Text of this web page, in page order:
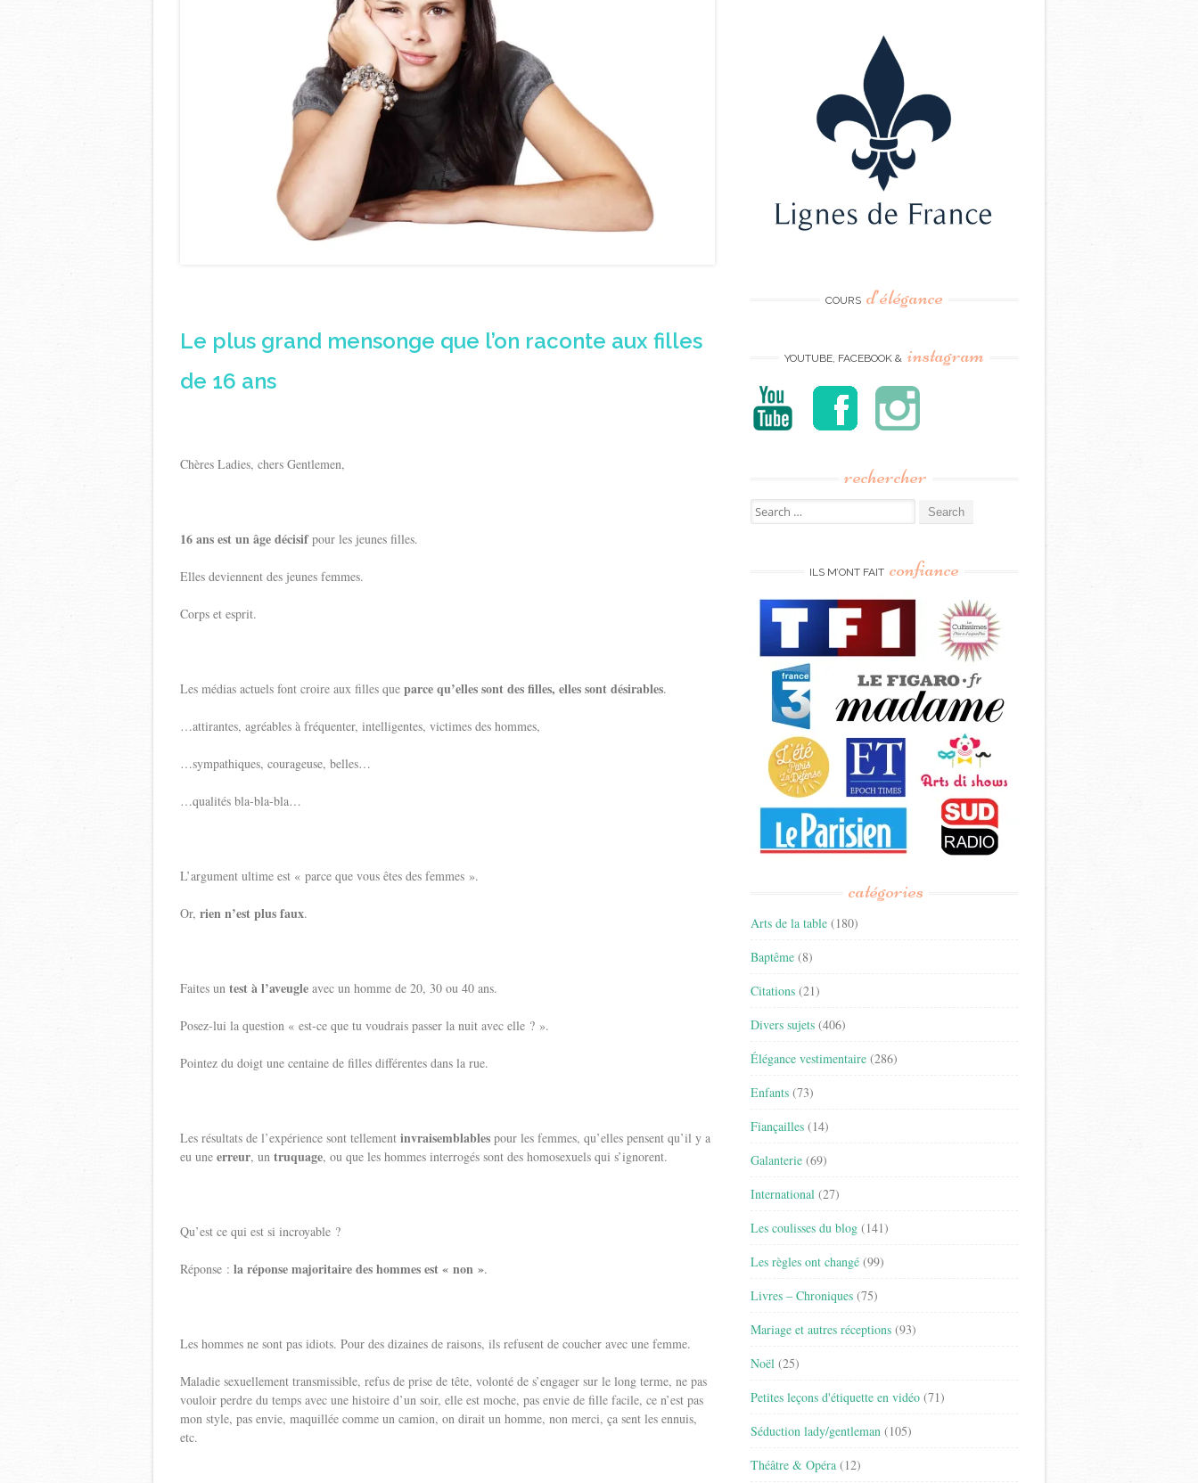
Le plus grand mensonge que l’on raconte aux filles
de 16 ans
Chères Ladies, chers Gentlemen,
16 ans est un âge décisifpour les jeunes filles.
Elles deviennent des jeunes femmes.
Corps et esprit.
Les médias actuels font croire aux filles que parce qu’elles sont des filles, elles sont désirables.
…attirantes, agréables à fréquenter, intelligentes, victimes des hommes,
…sympathiques, courageuse, belles…
…qualités bla-bla-bla…
L’argument ultime est « parce que vous êtes des femmes ».
Or, rien n’est plus faux.
Faites un test à l’aveugle avec un homme de 20, 30 ou 40 ans.
Posez-lui la question « est-ce que tu voudrais passer la nuit avec elle ? ».
Pointez du doigt une centaine de filles différentes dans la rue.
Les résultats de l’expérience sont tellement invraisemblables pour les femmes, qu’elles pensent qu’il y a
eu une erreur, un truquage, ou que les hommes interrogés sont des homosexuels qui s’ignorent.
Qu’est ce qui est si incroyable ?
Réponse : la réponse majoritaire des hommes est « non ».
Les hommes ne sont pas idiots. Pour des dizaines de raisons, ils refusent de coucher avec une femme.
Maladie sexuellement transmissible, refus de prise de tête, volonté de s’engager sur le long terme, ne pas
vouloir perdre du temps avec une histoire d’un soir, elle est moche, pas envie de fille facile, ce n’est pas
mon style, pas envie, maquillée comme un camion, on dirait un homme, non merci, ça sent les ennuis,
etc.
COURS d’élégance
YOUTUBE, FACEBOOK & instagram
rechercher
Search
for:
ILS M’ONT FAIT confiance
catégories
Arts de la table (180)
Baptême (8)
Citations (21)
Divers sujets (406)
Élégance vestimentaire (286)
Enfants (73)
Fiançailles (14)
Galanterie (69)
International (27)
Les coulisses du blog (141)
Les règles ont changé (99)
Livres – Chroniques (75)
Mariage et autres réceptions (93)
Noël (25)
Petites leçons d'étiquette en vidéo (71)
Séduction lady/gentleman (105)
Théâtre & Opéra (12)